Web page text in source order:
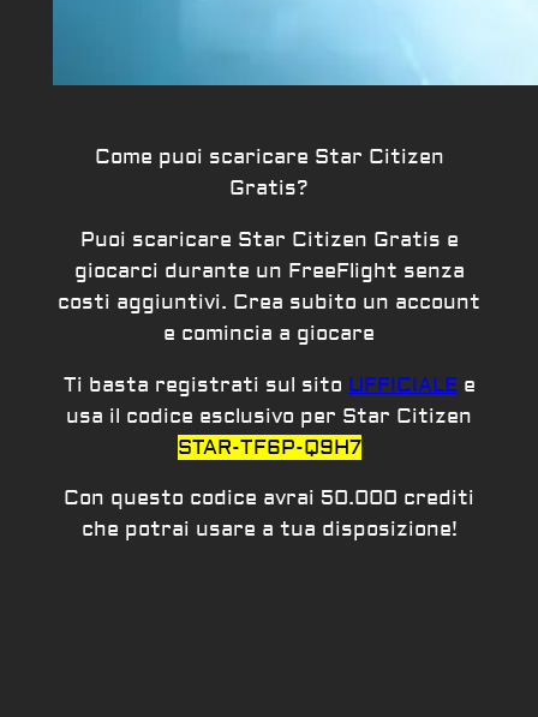
Come puoi scaricare Star Citizen
Gratis?
Puoi scaricare Star Citizen Gratis e
giocarci durante un FreeFlight senza
costi aggiuntivi. Crea subito un account
e comincia a giocare
Ti basta registrati sul sito UFFICIALEe
usa il codice esclusivo per Star Citizen
STAR-TF6P-Q9H7
Con questo codice avrai 50.000 crediti
che potrai usare a tua disposizione!